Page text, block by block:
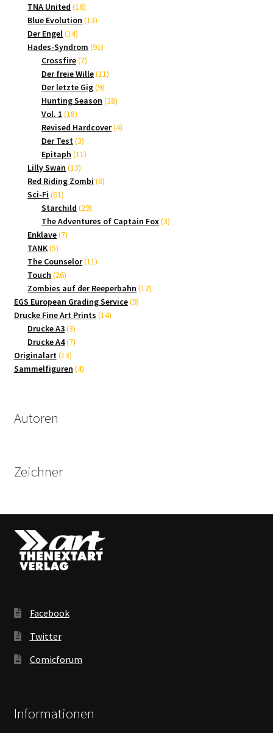
Produkte
TNA United 1616
Produkte
Blue Evolution 1313
Der Engel 1414
Produkte
Hades-Syndrom 9191
Crossfire 77
Produkte
Der freie Wille 1111
Der letzte Gig 99
Produkte
Hunting Season 2828
Vol. 1 1818
Produkte
Revised Hardcover 44
Der Test 33
Produkte
Epitaph 1111
Lilly Swan 1313
Produkte
Red Riding Zombi 66
Sci-Fi 6161
Produkte
Starchild 2929
Produkte
The Adventures of Captain Fox 33
Enklave 77
TANK 55
Produkte
The Counselor 1111
Touch 2626
Produkte
Zombies auf der Reeperbahn 1212
EGS European Grading Service 99
Drucke Fine Art Prints 1414
Drucke A3 33
Produkte
Drucke A4 77
Originalart 1313
Produkte
Sammelfiguren 44
Autoren
Zeichner
Facebook
Twitter
Comicforum
Informationen